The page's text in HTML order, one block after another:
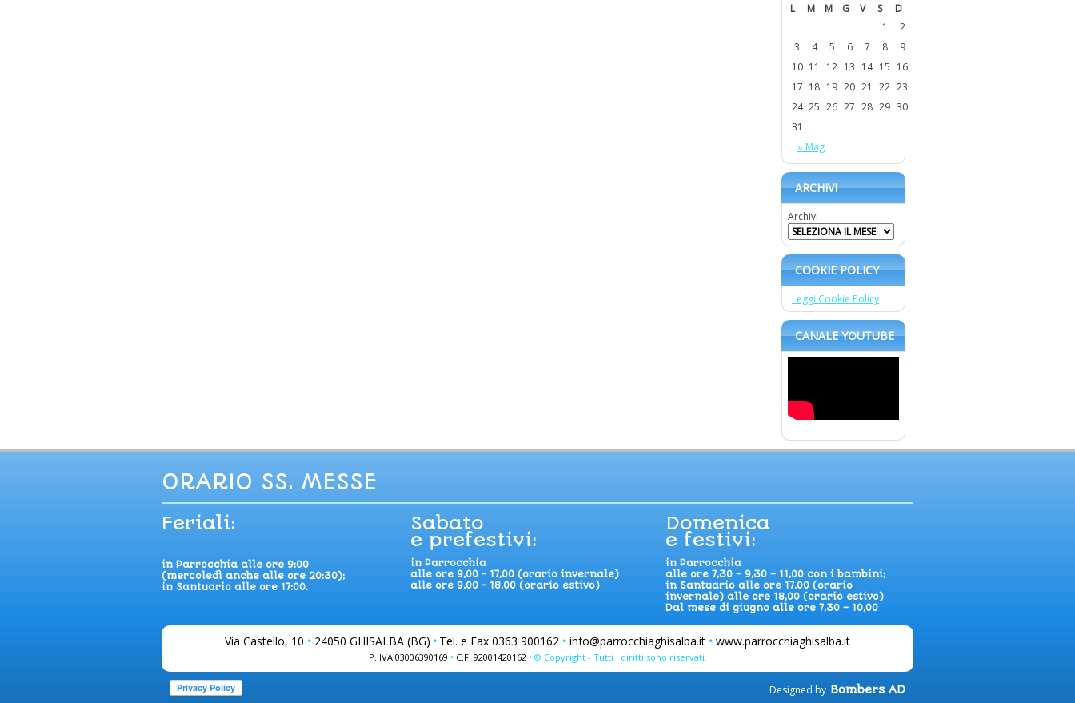
L
M M G V S D
« Mag
1
2
3
4 5 6 7 8
9
10 11 12 13 14 15 16
17 18 19 20 21 22 23
24 25 26 27 28 29 30
31
ARCHIVI
Archivi
COOKIE POLICY
Leggi Cookie Policy
CANALE YOUTUBE
ORARIO SS. MESSE
Feriali:
in Parrocchia alle ore 9:00
(mercoledì anche alle ore 20:30);
in Santuario alle ore 17:00.
Sabato
e prefestivi:
in Parrocchia
alle ore 9,00 - 17,00 (orario invernale)
alle ore 9,00 - 18,00 (orario estivo)
Domenica
e festivi:
in Parrocchia
alle ore 7,30 – 9,30 – 11,00 con i bambini;
in Santuario alle ore 17,00 (orario
invernale) alle ore 18,00 (orario estivo)
Dal mese di giugno alle ore 7,30 – 10,00
Via Castello, 10 • 24050 GHISALBA (BG) • Tel. e Fax 0363 900162 • info@parrocchiaghisalba.it • www.parrocchiaghisalba.it
P. IVA 03006390169 • C.F. 92001420162• © Copyright - Tutti i diritti sono riservati.
Designed by Bombers AD